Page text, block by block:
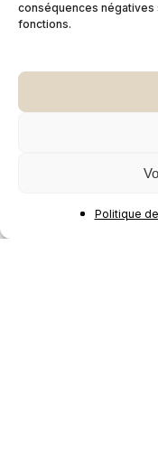
conséquences
fonctions.
Politique